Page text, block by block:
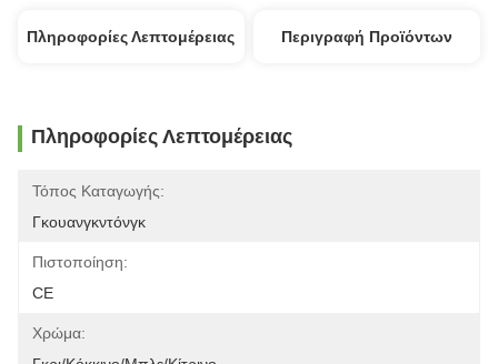
Πληροφορίες Λεπτομέρειας Περιγραφή Προϊόντων
Πληροφορίες Λεπτομέρειας
Τόπος Καταγωγής:
Γκουανγκντόνγκ
Πιστοποίηση:
CE
Χρώμα: